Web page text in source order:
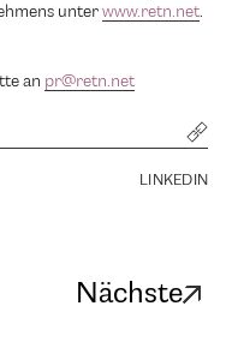
unter www.retn.net.
an pr@retn.net
LINKEDIN
Nächste